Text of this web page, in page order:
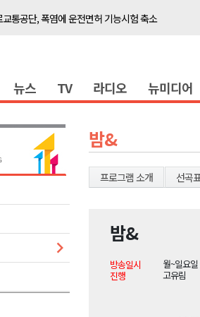
교통공단, 폭염에 운전면허 기능시험 축소
원랜드> 관광객이 인구 3배..싱가포르 복합리조트
회 정동진독립영화제 오늘 개막
군, 소상공인 특례보증 2차 지원사업 시행
군 재해 예방 도로 시설물 정밀 안전 진단
'폭염중대경보' 발효..주말, 더위 한풀 꺾여
교통공단, 폭염에 운전면허 기능시험 축소
시, '상생동행 100일 릴레이' 경제살리기 추진
, 무건리 이끼폭포 생태탐방로 전면 통제
뉴스 TV 라디오 뉴미디어
밤&
프로그램 소개 선곡
밤&
방송일시
월~일요
진행
고유림